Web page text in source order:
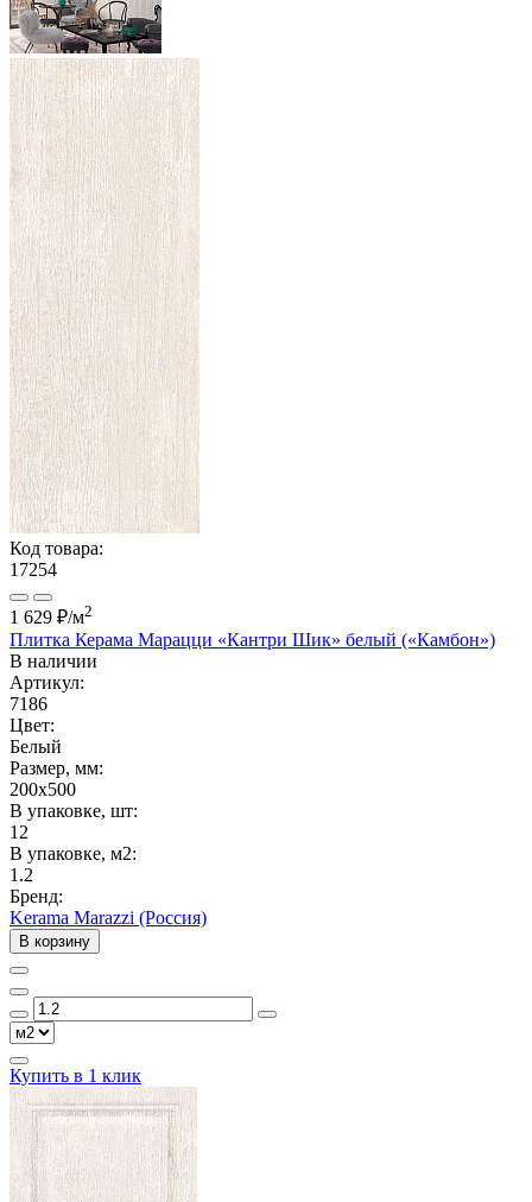
Код товара:
17254
1 629 ₽/м2
Плитка Керама Марацци «Кантри Шик» белый («Камбон»)
В наличии
Артикул:
7186
Цвет:
Белый
Размер, мм:
200x500
В упаковке, шт:
12
В упаковке, м2:
1.2
Бренд:
Kerama Marazzi (Россия)
В корзину
Купить в 1 клик